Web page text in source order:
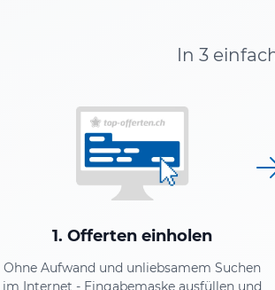
In 3
1. Offerten einholen
Ohne Aufwand und unliebsamem Suchen
im Internet - Eingabemaske ausfüllen und